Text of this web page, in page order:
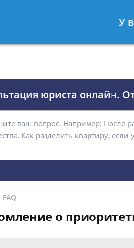
8 812 509-
юриста онлайн.
FAQ
о
У